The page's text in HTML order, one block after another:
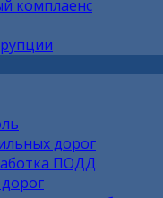
комплаенс
дорог
ПОДД